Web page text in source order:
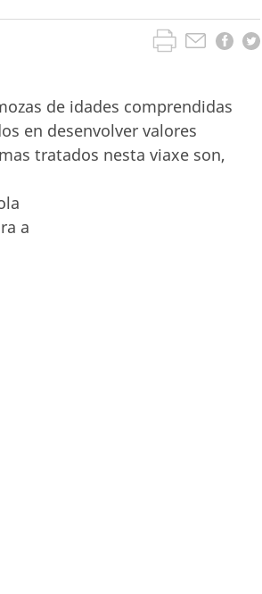
de idades comprendidas
en desenvolver valores
tratados nesta viaxe son,
a